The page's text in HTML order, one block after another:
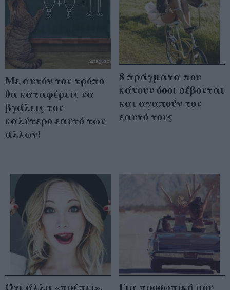
Με αυτόν τον τρόπο
θα καταφέρεις να
βγάλεις τον
καλύτερο εαυτό των
άλλων!
8 πράγματα που
κάνουν όσοι σέβονται
και αγαπούν τον
εαυτό τους